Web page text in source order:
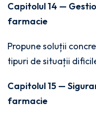
Capitolul 14 —
farmacie
Propune soluții
tipuri de situații
Capitolul 15 —
farmacie